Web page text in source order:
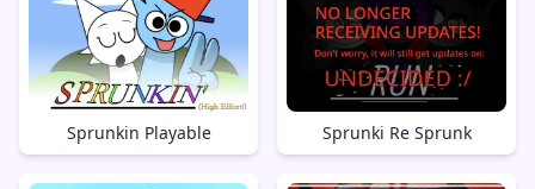
Sprunkin Playable Sprunki Re Sprunk